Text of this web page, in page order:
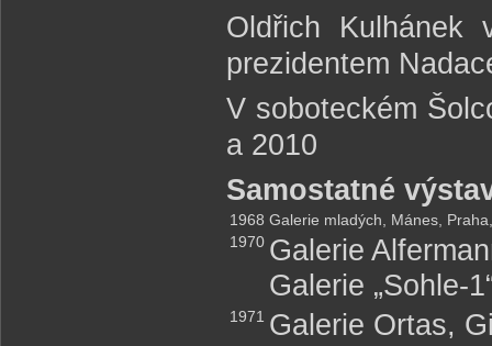
Oldřich
prezidentem
V soboteckém
a 2010
Samostatné
1968 Galerie mladých, Mánes,
1970 Galerie
Galerie „Sohle-
1971 Galerie Ortas,